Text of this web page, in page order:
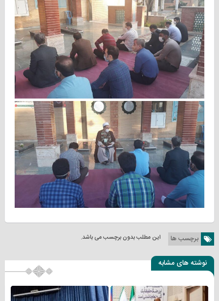
برچسب ها این مطلب بدون برچسب می باشد.
نوشته های مشابه